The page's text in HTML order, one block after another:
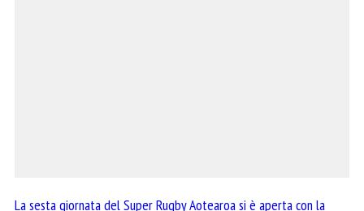
La sesta giornata del Super Rugby Aotearoa si è aperta con la